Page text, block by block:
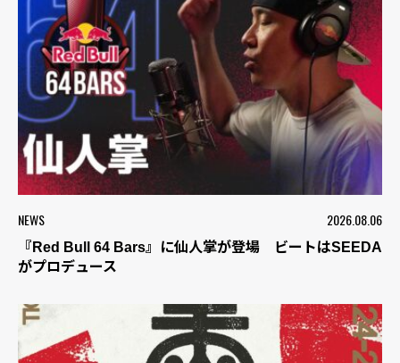
NEWS 2026.08.06
『Red Bull 64 Bars』に仙人掌が登場 ビートはSEEDA
がプロデュース